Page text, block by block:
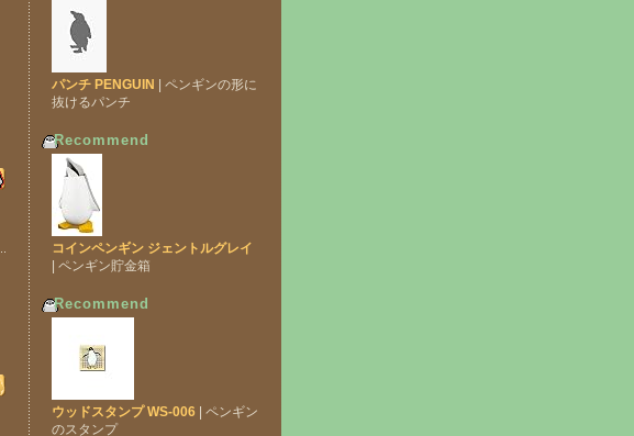
パンチ PENGUIN
| ペンギンの形に
抜けるパンチ
Recommend
コインペンギン ジェントルグレイ
| ペンギン貯金箱
Recommend
ウッドスタンプ WS-006 | ペンギン
のスタンプ